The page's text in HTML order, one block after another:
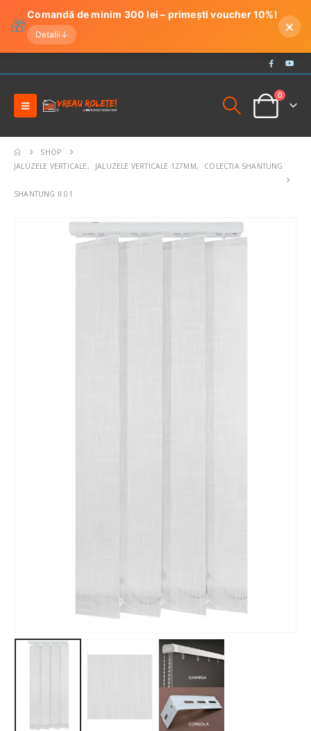
🎁
Comandă de minim 300 lei – primești voucher 10%!
Detalii ↓ ×
0
SHOP
JALUZELE VERTICALE, JALUZELE VERTICALE 127MM, COLECTIA SHANTUNG
SHANTUNG II 01